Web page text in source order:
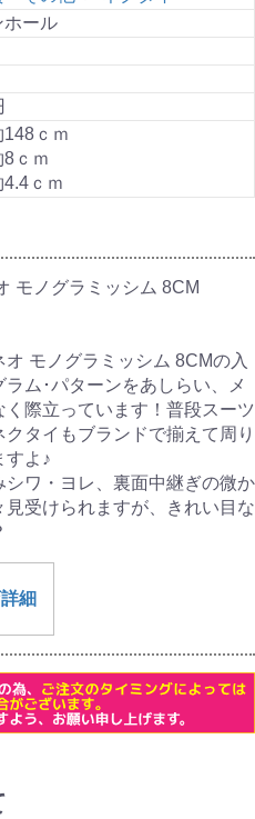
ホール
ｃｍ
ｃｍ
ｃｍ
モノグラミッシム 8CM
モノグラミッシム 8CMの入
ム･パターンをあしらい、メ
際立っています！普段スーツ
タイもブランドで揃えて周り
すよ♪
ワ・ヨレ、裏面中継ぎの微か
受けられますが、きれい目な
細